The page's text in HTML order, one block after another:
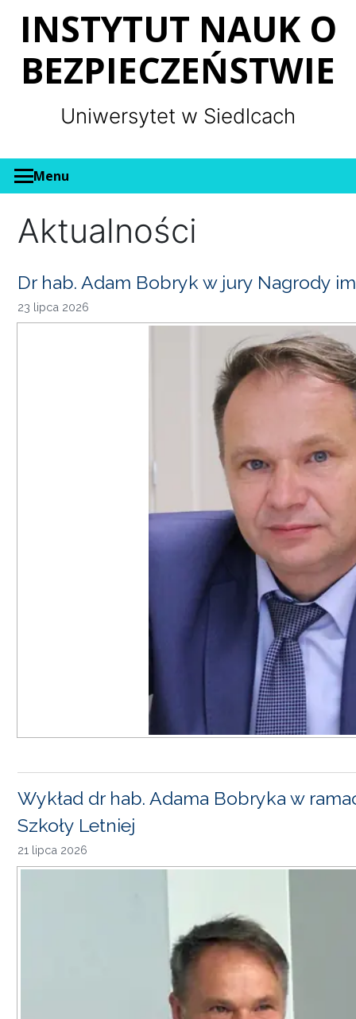
INSTYTUT NAUK O
BEZPIECZEŃSTWIE
Uniwersytet w Siedlcach
Menu
Aktualności
Dr hab. Adam Bobryk w jury Nagrody
23 lipca 2026
Wykład dr hab. Adama Bobryka w
Szkoły Letniej
21 lipca 2026